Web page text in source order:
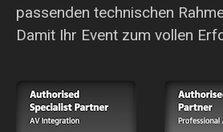
passenden technischen
Damit Ihr Event zum vollen